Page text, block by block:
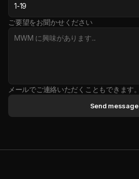
ご要望をお聞かせください
メールでご連絡いただくこともできます。
Send message